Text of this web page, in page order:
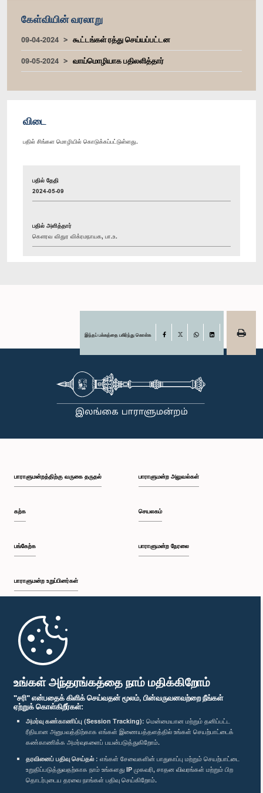
உங்கள் அந்தரங்கத்தை நாம் மதிக்கிறோம்
"சரி" என்பதைக் கிளிக் செய்வதன் மூலம், பின்வருவனவற்றை நீங்கள்
ஏற்றுக் கொள்கிறீர்கள்:
அமர்வு கண்காணிப்பு (Session Tracking): மென்மையான மற்றும் தனிப்பட்ட
ரீதியான அனுபவத்திற்காக எங்கள் இணையத்தளத்தில் உங்கள் செயற்பாட்டைக்
கண்காணிக்க அமர்வுகளைப் பயன்படுத்துகிறோம்.
தரவினைப் பதிவு செய்தல் : எங்கள் சேவைகளின் பாதுகாப்பு மற்றும் செயற்பாட்டை
உறுதிப்படுத்துவதற்காக நாம் உங்களது IP முகவரி, சாதன விவரங்கள் மற்றும் பிற
தொடர்புடைய தரவை நாங்கள் பதிவு செய்கிறோம்.
கேள்வியின் வரலாறு
09-04-2024
கூட்டங்கள் ரத்து செய்யப்பட்டன
09-05-2024
வாய்மொழியாக பதிலளித்தார்
விடை
பதில் சிங்கள மொழியில் கொடுக்கப்பட்டுள்ளது.
பதில் தேதி
2024-05-09
பதில் அளித்தார்
கௌரவ விதுர விக்ரமநாயக, பா.உ.
இந்தப் பக்கத்தை பகிர்ந்து கொள்க Facebook
பாராளுமன்றத்திற்கு வருகை தருதல்
கற்க
பங்கேற்க
பாராளுமன்ற உறுப்பினர்கள்
முதற்பக்கம்
பாராளுமன்ற அலுவல்கள்
செயலகம்
பாராளுமன்ற நேரலை
பாராளுமன்ற கையடக்க செயலி
எம்மை பின்தொடர்க :
விருதுகள்